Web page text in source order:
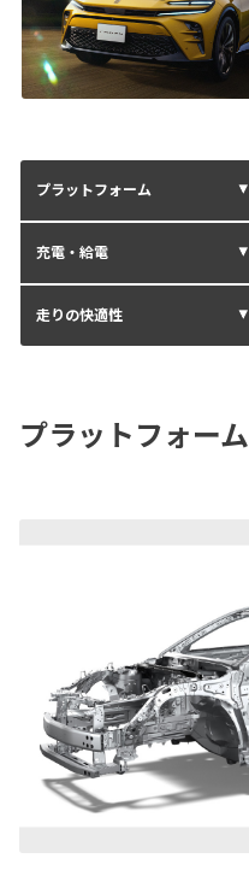
プラットフォーム
充電・給電
走りの快適性
プラットフォーム